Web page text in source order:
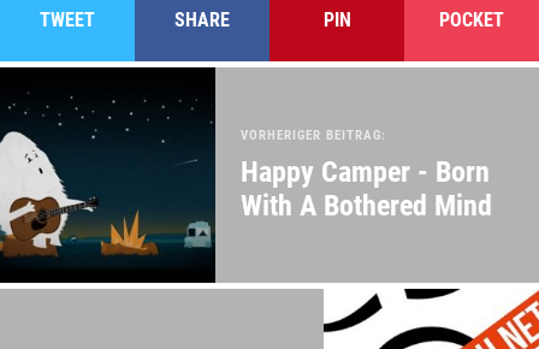
TWEET SHARE PIN POCKET
VORHERIGER BEITRAG:
Happy Camper - Born
With A Bothered Mind